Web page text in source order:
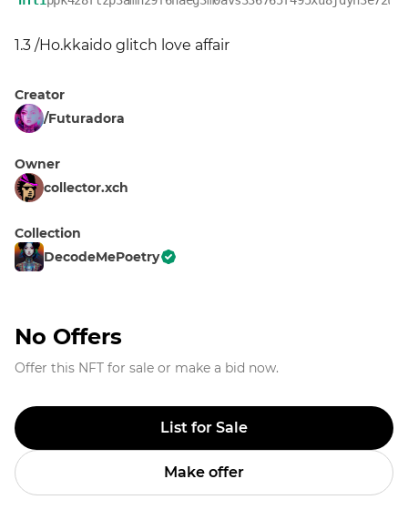
1.3 /Ho.kkaido glitch love affair
Creator
/Futuradora
Owner
collector.xch
Collection
DecodeMePoetry
No Offers
Offer this NFT for sale or make a bid now.
List for Sale
Make offer